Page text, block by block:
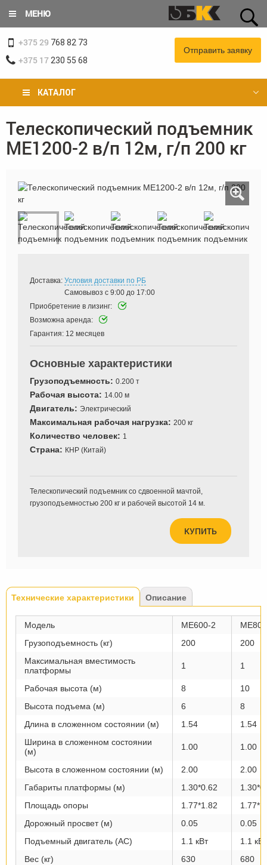
основному
содержанию
МЕНЮ
+375 29 768 82 73
+375 17 230 55 68
Отправить заявку
КАТАЛОГ
Вы
здесь
Телескопический подъемник
ME1200-2 в/п 12м, г/п 200 кг
Доставка: Условия доставки по РБ
Самовывоз с 9:00 до 17:00
Приобретение в лизинг:
Возможна аренда:
Гарантия: 12 месяцев
Основные характеристики
Грузоподъемность: 0.200 т
Рабочая высота: 14.00 м
Двигатель: Электрический
Максимальная рабочая нагрузка: 200 кг
Количество человек: 1
Страна: КНР (Китай)
КУПИТЬ
Телескопический подъемник со сдвоенной мачтой,
грузоподъемностью 200 кг и рабочей высотой 14 м.
Tabs
Технические характеристики (активная
вкладка)
Описание
Модель ME600-2
Грузоподъемность (кг)
200
200
Максимальная вместимость
платформы
1 1
Рабочая высота (м) 8
10
Высота подъема (м)
6
8
Длина в сложенном состоянии (м)
1.54
1.54
Ширина в сложенном состоянии
(м)
1.00 1.00
Высота в сложенном состоянии (м) 2.00
2.00
Габариты платформы (м)
1.30*0.62
Площадь опоры
1.77*1.82
Дорожный просвет (м)
0.05
0.05
Подъемный двигатель (AC)
1.1 кВт
1.1 кВт
Вес (кг)
630 680